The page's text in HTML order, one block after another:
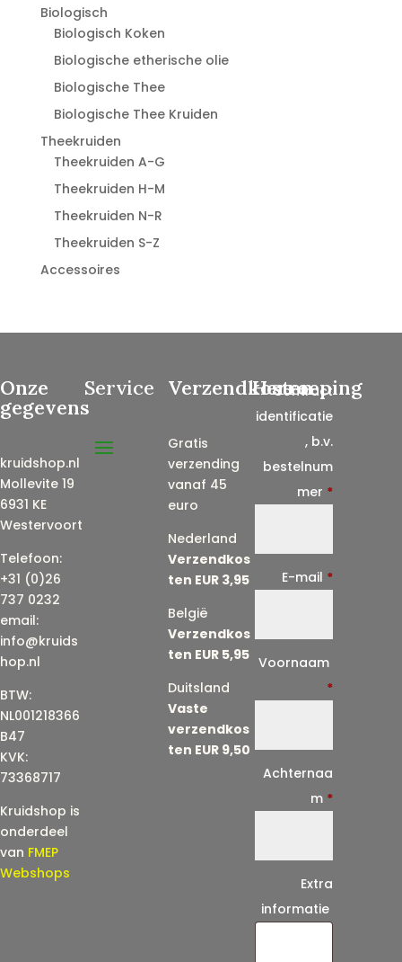
Biologisch
Biologisch Koken
Biologische etherische olie
Biologische Thee
Biologische Thee Kruiden
Theekruiden
Theekruiden A-G
Theekruiden H-M
Theekruiden N-R
Theekruiden S-Z
Accessoires
Onze
gegevens
kruidshop.nl
Mollevite 19
6931 KE
Westervoort
Telefoon:
+31 (0)26
737 0232
email:
info@kruids
hop.nl
BTW:
NL001218366
B47
KVK:
73368717
Kruidshop is
onderdeel
van FMEP
Webshops
Service Verzendkosten
Gratis
verzending
vanaf 45
euro
Nederland
Verzendkos
ten EUR 3,95
België
Verzendkos
ten EUR 5,95
Duitsland
Vaste
verzendkos
ten EUR 9,50
Herroeping
Contract
identificatie
, b.v.
bestelnum
mer *
E-mail *
Voornaam
*
Achternaa
m *
Extra
informatie